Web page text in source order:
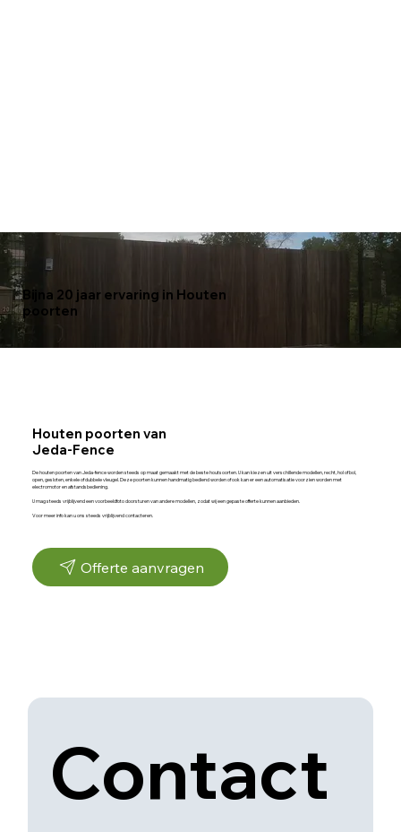
Bijna 20 jaar ervaring in Houten
poorten
Houten poorten van
Jeda-Fence
De houten poorten van Jeda-fence worden steeds op maat gemaakt met de beste houtsoorten. U kan kiezen uit verschillende modellen, recht, hol of bol,
open, gesloten, enkele of dubbele vleugel. Deze poorten kunnen handmatig bediend worden of ook kan er een automatisatie voorzien worden met
electromotor en afstandsbediening.
U mag steeds vrijblijvend een voorbeeldfoto doorsturen van andere modellen, zodat wij een gepaste offerte kunnen aanbieden.
Voor meer info kan u ons steeds vrijblijvend contacteren.
Offerte aanvragen
Contact